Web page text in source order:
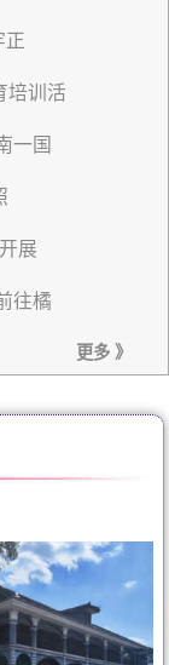
正
培训活
一国
展
往橘
更多 》